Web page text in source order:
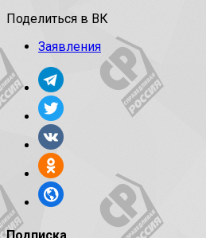
Поделиться в ВК
Заявления